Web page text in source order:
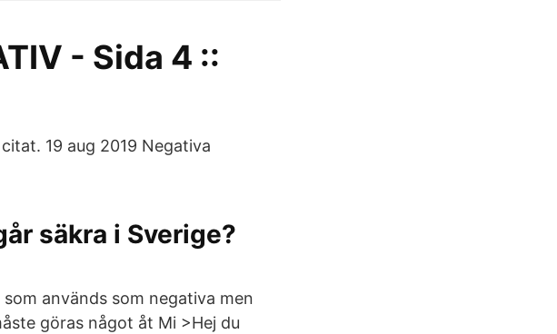
- Sida 4 ::
19 aug 2019 Negativa
säkra i Sverige?
används som negativa men
göras något åt Mi >Hej du